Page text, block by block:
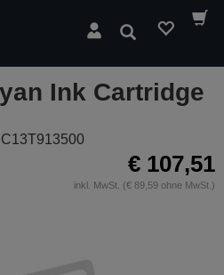
Suchen
Ink Cartridge
€ 107,51
inkl. MwSt. (€ 89,59 ohne MwSt.)